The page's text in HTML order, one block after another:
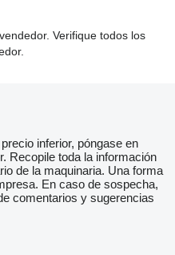
Verifique todos los
inferior, póngase en
Recopile toda la información
de la maquinaria. Una forma
En caso de sospecha,
comentarios y sugerencias